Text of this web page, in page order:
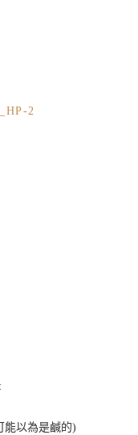
能以為是鹹的)